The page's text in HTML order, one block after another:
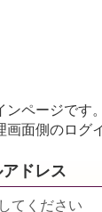
ページです。
面側のログ
ドレス